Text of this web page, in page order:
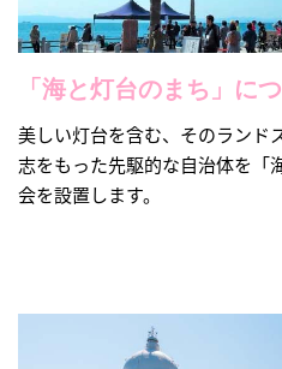
「海と灯台のまち」に
美しい灯台を含む、そのランド
志をもった先駆的な自治体を「
会を設置します。